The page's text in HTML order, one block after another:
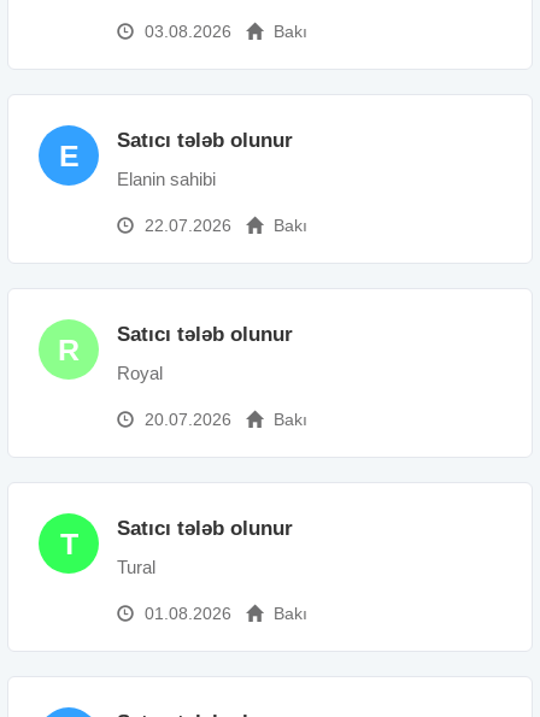
03.08.2026 Bakı
E Satıcı tələb olunur
Elanin sahibi
22.07.2026 Bakı
R Satıcı tələb olunur
Royal
20.07.2026 Bakı
T Satıcı tələb olunur
Tural
01.08.2026 Bakı